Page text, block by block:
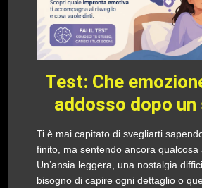
Test: Che
addosso dopo un
Ti è mai capitato di svegliarti
finito, ma sentendo ancora qualcosa
Un’ansia leggera, una nostalgia
bisogno di capire ogni dettaglio o